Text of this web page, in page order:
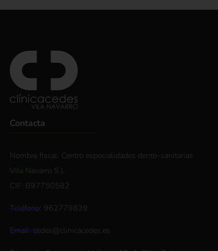
Contacta
Nombre fiscal: Centro especialidades dento-sanitarias
Vila Navarro S.L
CIF: B97750582
Teléfono: 962779839
Email: cedes@clinicacedes.es